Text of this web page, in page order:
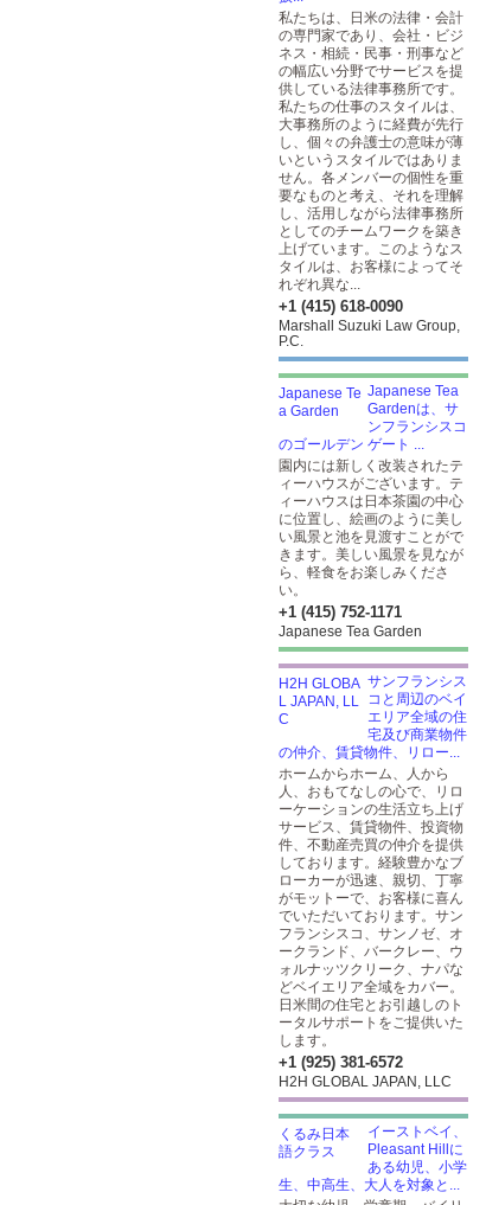
私たちは、日米の法律・会計
の専門家であり、会社・ビジ
ネス・相続・民事・刑事など
の幅広い分野でサービスを提
供している法律事務所です。
私たちの仕事のスタイルは、
大事務所のように経費が先行
し、個々の弁護士の意味が薄
いというスタイルではありま
せん。各メンバーの個性を重
要なものと考え、それを理解
し、活用しながら法律事務所
としてのチームワークを築き
上げています。このようなス
タイルは、お客様によってそ
れぞれ異な...
+1 (415) 618-0090
Marshall Suzuki Law Group,
P.C.
Japanese Tea
Gardenは、サ
ンフランシスコ
のゴールデン ゲート ...
園内には新しく改装されたテ
ィーハウスがございます。テ
ィーハウスは日本茶園の中心
に位置し、絵画のように美し
い風景と池を見渡すことがで
きます。美しい風景を見なが
ら、軽食をお楽しみくださ
い。
+1 (415) 752-1171
Japanese Tea Garden
サンフランシス
コと周辺のベイ
エリア全域の住
宅及び商業物件
の仲介、賃貸物件、リロー...
ホームからホーム、人から
人、おもてなしの心で、リロ
ーケーションの生活立ち上げ
サービス、賃貸物件、投資物
件、不動産売買の仲介を提供
しております。経験豊かなブ
ローカーが迅速、親切、丁寧
がモットーで、お客様に喜ん
でいただいております。サン
フランシスコ、サンノゼ、オ
ークランド、バークレー、ウ
ォルナッツクリーク、ナパな
どベイエリア全域をカバー。
日米間の住宅とお引越しのト
ータルサポートをご提供いた
します。
+1 (925) 381-6572
H2H GLOBAL JAPAN, LLC
イーストベイ、
Pleasant Hillに
ある幼児、小学
生、中高生、大人を対象と...